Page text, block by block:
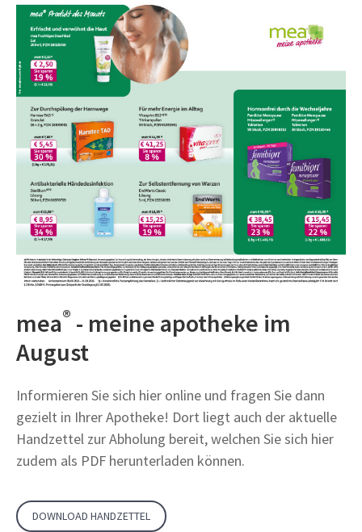
mea® - meine apotheke im
August
Informieren Sie sich hier online und fragen Sie dann
gezielt in Ihrer Apotheke! Dort liegt auch der aktuelle
Handzettel zur Abholung bereit, welchen Sie sich hier
zudem als PDF herunterladen können.
DOWNLOAD HANDZETTEL